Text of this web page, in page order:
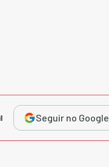
Seguir no Google